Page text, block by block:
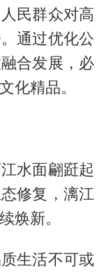
民群众对高
通过优化公
合发展，必
化精品。
水面翩跹起
修复，漓江
焕新。
生活不可或